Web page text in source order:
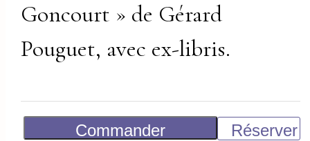
Goncourt » de Gérard
Pouguet, avec ex-libris.
Commander
Réserver